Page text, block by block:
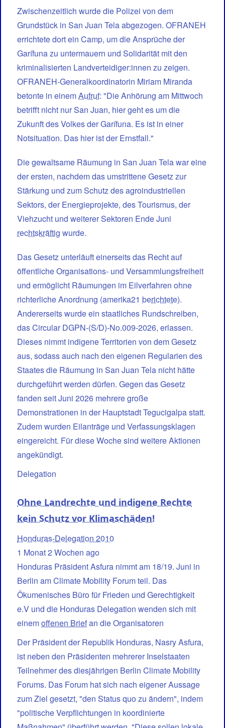
Zwischenzeitlich wurde die Polizei von dem
Grundstück in San Juan Tela abgezogen. OFRANEH
errichtete dort ein Camp, um die Ansprüche der
Garífuna zu untermauern und Solidarität mit den
kriminalisierten Landverteidiger:innen zu zeigen.
OFRANEH-Generalkoordinatorin Miriam Miranda
betonte in einemAufruf: "Die Anhörung am Mittwoch
betrifft nicht nur San Juan, hier geht es um die
Zukunft des Volkes der Garífuna. Es ist in einer
Notsituation. Das hier ist der Ernstfall."
Die gewaltsame Räumung in San Juan Tela war eine
der ersten, nachdem das umstrittene Gesetz zur
Stärkung und zum Schutz des agroindustriellen
Sektors, der Energieprojekte, des Tourismus, der
Viehzucht und weiterer Sektoren Ende Juni
rechtskräftig wurde.
Das Gesetz unterläuft einerseits das Recht auf
öffentliche Organisations- und Versammlungsfreiheit
und ermöglicht Räumungen im Eilverfahren ohne
richterliche Anordnung (amerika21 berichtete).
Andererseits wurde ein staatliches Rundschreiben,
das Circular DGPN-(S/D)-No.009-2026, erlassen.
Dieses nimmt indigene Territorien von dem Gesetz
aus, sodass auch nach den eigenen Regularien des
Staates die Räumung in San Juan Tela nicht hätte
durchgeführt werden dürfen. Gegen das Gesetz
fanden seit Juni 2026 mehrere große
Demonstrationen in der Hauptstadt Tegucigalpa statt.
Zudem wurden Eilanträge und Verfassungsklagen
eingereicht. Für diese Woche sind weitere Aktionen
angekündigt.
Delegation
Ohne Landrechte und indigene Rechte
kein Schutz vor Klimaschäden!
Honduras-Delegation 2010
1 Monat 2 Wochen ago
Honduras Präsident Asfura nimmt am 18/19. Juni in
Berlin am Climate Mobility Forum teil. Das
Ökumenisches Büro für Frieden und Gerechtigkeit
e.V und die Honduras Delegation wenden sich mit
einemoffenen Briefan die Organisatoren
Der Präsident der Republik Honduras, Nasry Asfura,
ist neben den Präsidenten mehrerer Inselstaaten
Teilnehmer des diesjährigen Berlin Climate Mobility
Forums. Das Forum hat sich nach eigener Aussage
zum Ziel gesetzt, "den Status quo zu ändern", indem
"politische Verpflichtungen in koordinierte